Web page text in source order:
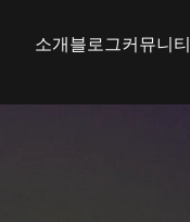
소개블로그커뮤니티